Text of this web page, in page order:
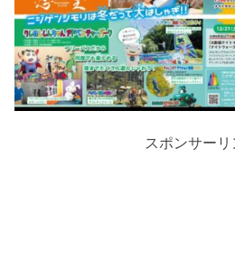
スポンサーリ